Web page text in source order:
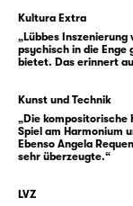
Stimmen
habe.
Woyzeck
Hauptmann,
Aber sie
eingeholt von
Kultura Extra
„Lübbes
psychisch in die Enge
bietet. Das erinnert
Kunst und Technik
„Die kompositorische
Spiel am Harmonium
Ebenso Angela
sehr überzeugte.“
LVZ